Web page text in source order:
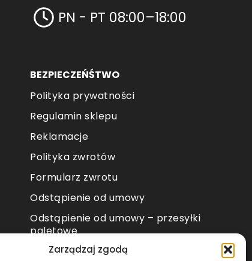
Zarządzaj zgodą
PN - PT 08:00–18:00
BEZPIECZEŃŚTWO
Polityka prywatności
Regulamin sklepu
Reklamacje
Polityka zwrotów
Formularz zwrotu
Odstąpienie od umowy
Odstąpienie od umowy – przesyłki
paletowe